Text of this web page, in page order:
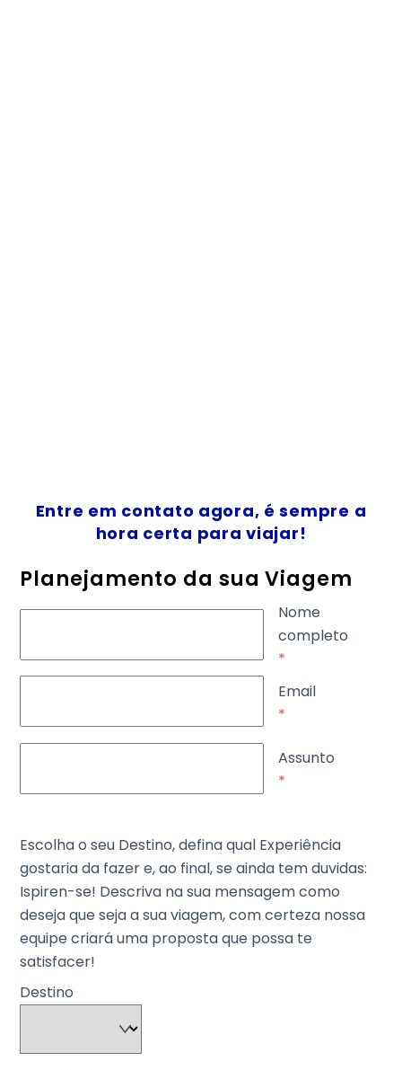
Entre em contato agora, é sempre a
hora certa para viajar!
Planejamento da sua Viagem
Nome
completo
*
Email
*
Assunto
*
Escolha o seu Destino, defina qual Experiência
gostaria da fazer e, ao final, se ainda tem duvidas:
Ispiren-se! Descriva na sua mensagem como
deseja que seja a sua viagem, com certeza nossa
equipe criará uma proposta que possa te
satisfacer!
Destino